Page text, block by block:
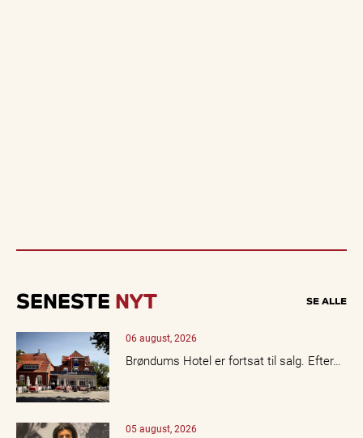
SENESTE NYT SE ALLE
06 august, 2026
Brøndums Hotel er fortsat til salg. Efter…
05 august, 2026